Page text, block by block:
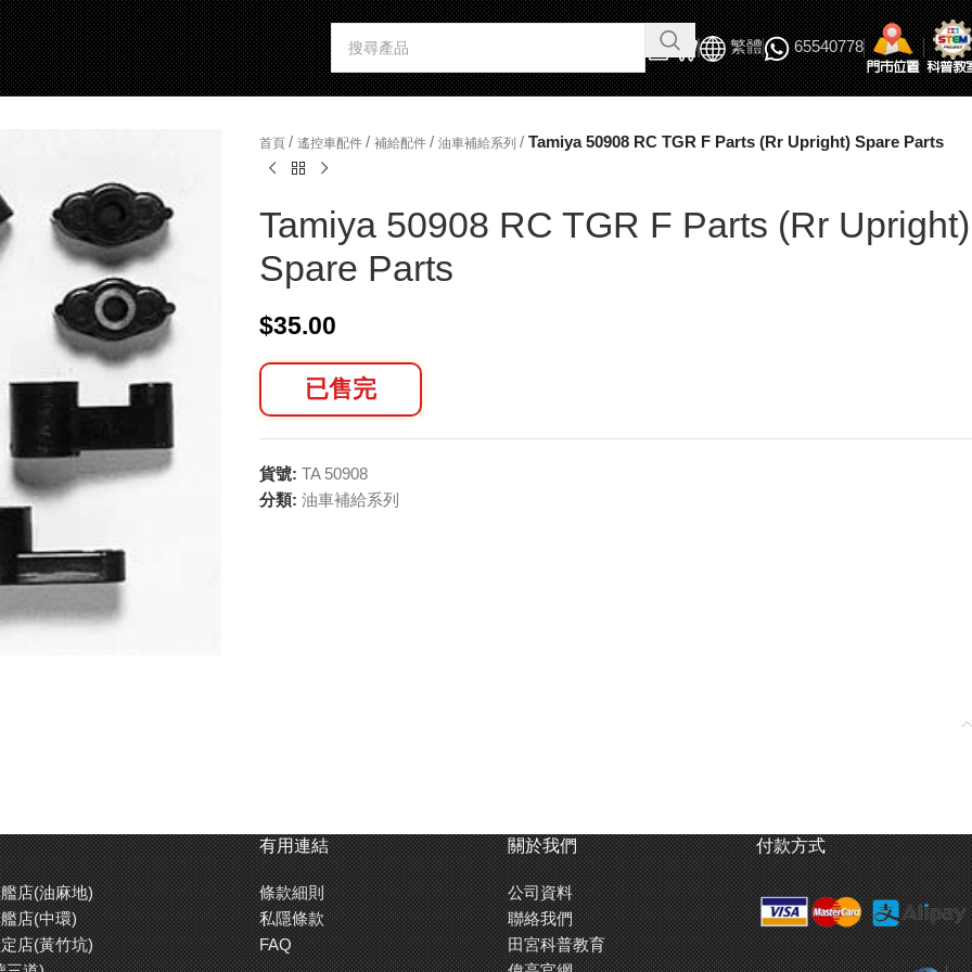
繁體 65540778
首頁 / 遙控車配件 / 補給配件 / 油車補給系列 / Tamiya 50908 RC TGR F Parts (Rr Upright) Spare Parts
Tamiya 50908 RC TGR F Parts (Rr Upright)
Spare Parts
$35.00
已售完
貨號: TA 50908
分類: 油車補給系列
店(油麻地)
店(中環)
店(黃竹坑)
有用連結
條款細則
私隱條款
FAQ
關於我們
公司資料
聯絡我們
田宮科普教育
付款方式